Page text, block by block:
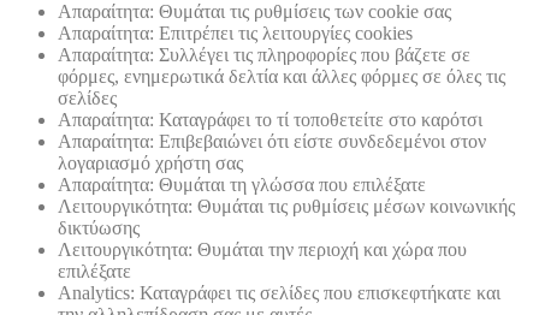
Απαραίτητα: Θυμάται τις ρυθμίσεις των cookie σας
Απαραίτητα: Επιτρέπει τις λειτουργίες cookies
Απαραίτητα: Συλλέγει τις πληροφορίες που βάζετε σε
φόρμες, ενημερωτικά δελτία και άλλες φόρμες σε όλες τις
σελίδες
Απαραίτητα: Καταγράφει το τί τοποθετείτε στο καρότσι
Απαραίτητα: Επιβεβαιώνει ότι είστε συνδεδεμένοι στον
λογαριασμό χρήστη σας
Απαραίτητα: Θυμάται τη γλώσσα που επιλέξατε
Λειτουργικότητα: Θυμάται τις ρυθμίσεις μέσων κοινωνικής
δικτύωσης
Λειτουργικότητα: Θυμάται την περιοχή και χώρα που
επιλέξατε
Analytics: Καταγράφει τις σελίδες που επισκεφτήκατε και